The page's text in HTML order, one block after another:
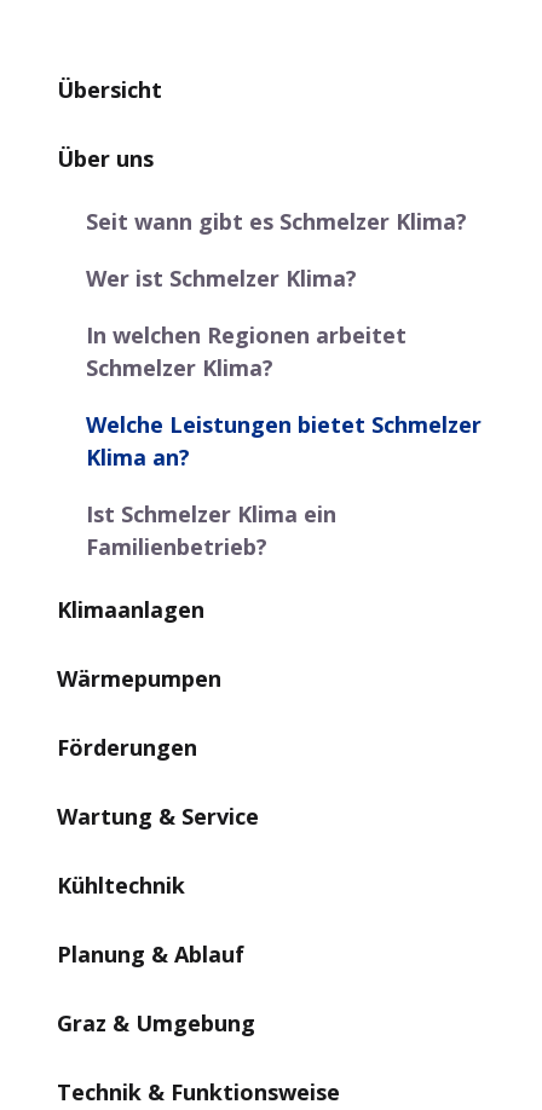
Übersicht
Über uns
Seit wann gibt es Schmelzer Klima?
Wer ist Schmelzer Klima?
In welchen Regionen arbeitet
Schmelzer Klima?
Welche Leistungen bietet Schmelzer
Klima an?
Ist Schmelzer Klima ein
Familienbetrieb?
Klimaanlagen
Wärmepumpen
Förderungen
Wartung & Service
Kühltechnik
Planung & Ablauf
Graz & Umgebung
Technik & Funktionsweise